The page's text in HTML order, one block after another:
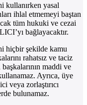
kullanırken yasal
ihlal etmemeyi baştan
tüm hukuki ve cezai
bağlayacaktır.
hiçbir şekilde kamu
rahatsız ve taciz
maddi ve
Ayrıca, üye
veya zorlaştırıcı
bulunamaz.